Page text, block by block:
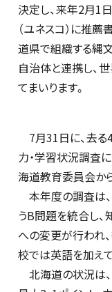
決定し、来年2月1
（ユネスコ）に推
道県で組織する縄
自治体と連携し、
てまいります。
7月31日に、去
力・学習状況調査
海道教育委員会か
本年度の調査は
うB問題を統合し
への変更が行われ
校では英語を加え
北海道の状況は